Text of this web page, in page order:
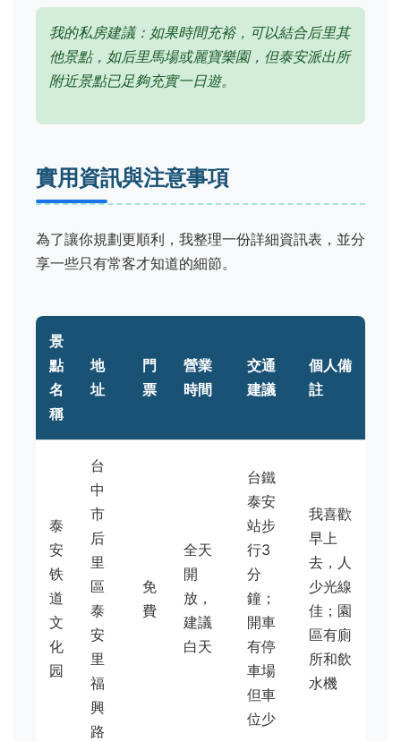
我的私房建議：如果時間充裕，可以結合后里其
他景點，如后里馬場或麗寶樂園，但泰安派出所
附近景點已足夠充實一日遊。
實用資訊與注意事項
為了讓你規劃更順利，我整理一份詳細資訊表，並分
享一些只有常客才知道的細節。
景
點
名
稱
地
址
門
票
營業
時間
交通
建議
個人備
註
泰
安
铁
道
文
化
园
台
中
市
后
里
區
泰
安
里
福
興
路
免
費
全天
開
放，
建議
白天
台鐵
泰安
站步
行3
分
鐘；
開車
有停
車場
但車
位少
我喜歡
早上
去，人
少光線
佳；園
區有廁
所和飲
水機